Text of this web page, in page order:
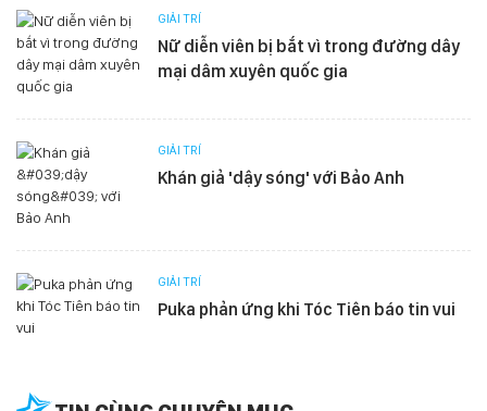
GIẢI TRÍ
Nữ diễn viên bị bắt vì trong đường dây
mại dâm xuyên quốc gia
GIẢI TRÍ
Khán giả 'dậy sóng' với Bảo Anh
GIẢI TRÍ
Puka phản ứng khi Tóc Tiên báo tin vui